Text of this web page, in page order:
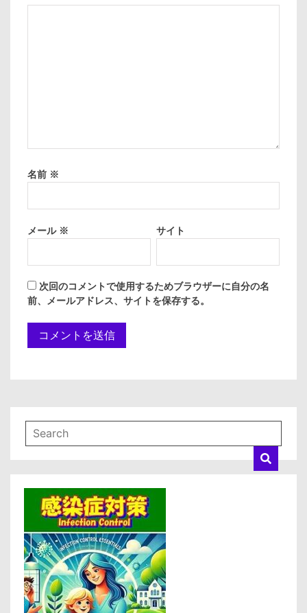
名前 ※
メール ※ サイト
次回のコメントで使用するためブラウザーに自分の名
前、メールアドレス、サイトを保存する。